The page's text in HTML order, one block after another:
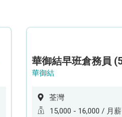
華御結
荃灣
15,000 - 16,000 / 月薪